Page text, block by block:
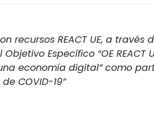
recursos REACT UE, a través
Específico “OE REACT
economía digital” como
COVID-19”